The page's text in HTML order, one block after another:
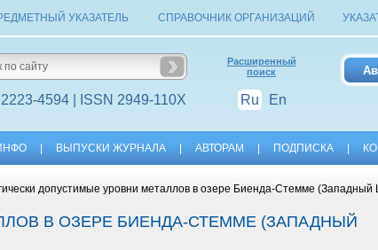
УКАЗАТЕЛЬ СПРАВОЧНИК ОРГАНИЗАЦИЙ
2223-4594 | ISSN 2949-110X
Расширенный
поиск
Ru En
ВЫПУСКИ ЖУРНАЛА АВТОРАМ ПОДПИСКА
допустимые уровни металлов в озере Биенда-Стемме (Западный
В ОЗЕРЕ БИЕНДА-СТЕММЕ (ЗАПАДНЫЙ